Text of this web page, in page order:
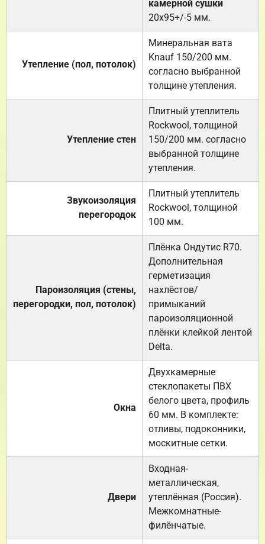
камерной сушки
20х95+/-5 мм.
Утепление (пол, потолок)
Минеральная вата
Knauf 150/200 мм.
согласно выбранной
толщине утепления.
Утепление стен
Плитный утеплитель
Rockwool, толщиной
150/200 мм. согласно
выбранной толщине
утепления.
Звукоизоляция
перегородок
Плитный утеплитель
Rockwool, толщиной
100 мм.
Пароизоляция (стены,
перегородки, пол, потолок)
Плёнка Ондутис R70.
Дополнительная
герметизация
нахлёстов/
примыканий
пароизоляционной
плёнки клейкой лентой
Delta.
Окна
Двухкамерные
стеклопакеты ПВХ
белого цвета, профиль
60 мм. В комплекте:
отливы, подоконники,
москитные сетки.
Двери
Входная-
металлическая,
утеплённая (Россия).
Межкомнатные-
филёнчатые.